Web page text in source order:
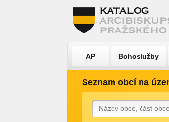
AP Bohoslužby
Seznam obcí na